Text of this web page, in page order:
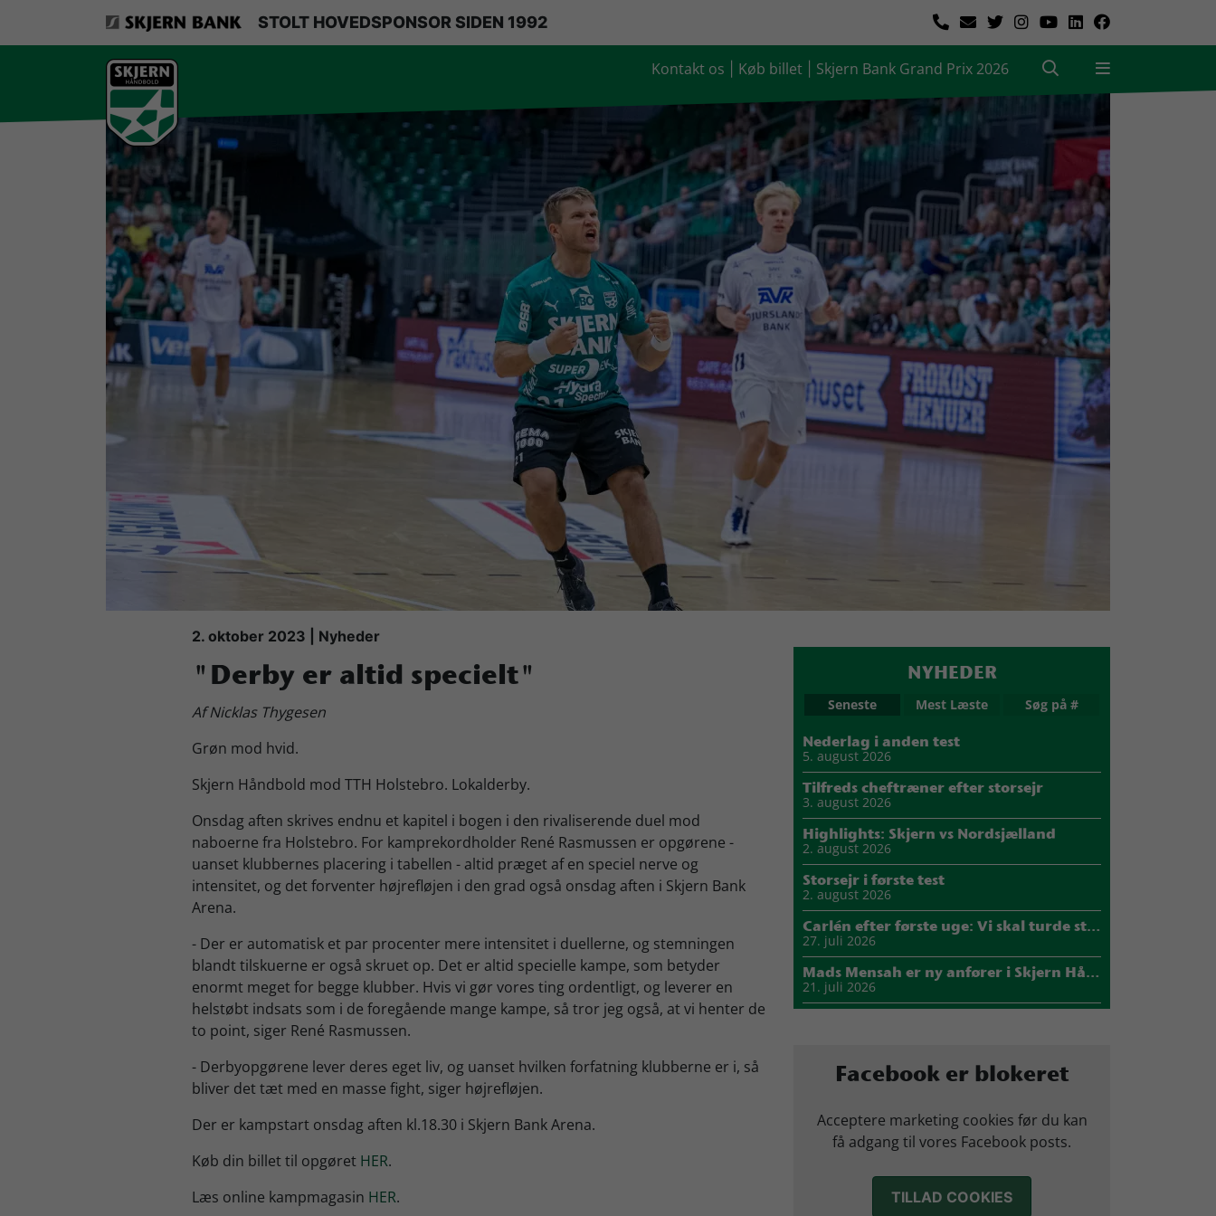
STOLT HOVEDSPONSOR SIDEN 1992
Kontakt os Køb billet Skjern Bank Grand Prix 2026
VerdensMindsteStorklub
Sponsorer
Billetsalg / sæsonkort
Presse
Samarbejdsklubber
Skjern Bank Grand Prix
Nyhedsbrev
2. oktober 2023 | Nyheder
"Derby er altid specielt"
Af Nicklas Thygesen
Grøn mod hvid.
Skjern Håndbold mod TTH Holstebro. Lokalderby.
Onsdag aften skrives endnu et kapitel i bogen i den rivaliserende duel mod
naboerne fra Holstebro. For kamprekordholder René Rasmussen er opgørene -
uanset klubbernes placering i tabellen - altid præget af en speciel nerve og
intensitet, og det forventer højrefløjen i den grad også onsdag aften i Skjern Bank
Arena.
- Der er automatisk et par procenter mere intensitet i duellerne, og stemningen
blandt tilskuerne er også skruet op. Det er altid specielle kampe, som betyder
enormt meget for begge klubber. Hvis vi gør vores ting ordentligt, og leverer en
helstøbt indsats som i de foregående mange kampe, så tror jeg også, at vi henter de
to point, siger René Rasmussen.
- Derbyopgørene lever deres eget liv, og uanset hvilken forfatning klubberne er i, så
bliver det tæt med en masse fight, siger højrefløjen.
Der er kampstart onsdag aften kl.18.30 i Skjern Bank Arena.
Køb din billet til opgøret HER.
Læs online kampmagasin HER.
NYHEDER
Seneste Mest Læste Søg på #
Nederlag i anden test
5. august 2026
Tilfreds cheftræner efter storsejr
3. august 2026
Highlights: Skjern vs Nordsjælland
2. august 2026
Storsejr i første test
2. august 2026
Carlén efter første uge: Vi skal turde stille krav til hinanden
27. juli 2026
Mads Mensah er ny anfører i Skjern Håndbold
21. juli 2026
Marius Nørsøller udlejes til HØJ Elite
14. juli 2026
12. juli 2026
Facebook er blokeret
Acceptere marketing cookies før du kan
få adgang til vores Facebook posts.
TILLAD COOKIES